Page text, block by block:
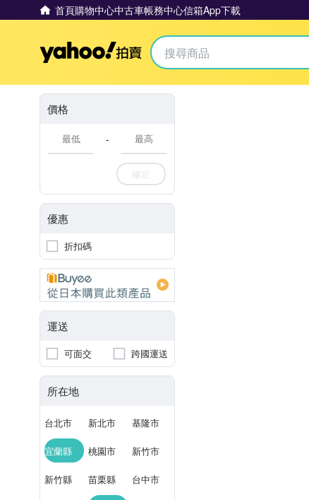
首頁購物中心中古車帳務中心信箱App下載
Yahoo拍賣
價格
-
確定
優惠
折扣碼
運送
可面交 跨國運送
所在地
台北市 新北市 基隆市
宜蘭縣 桃園市 新竹市
新竹縣 苗栗縣 台中市